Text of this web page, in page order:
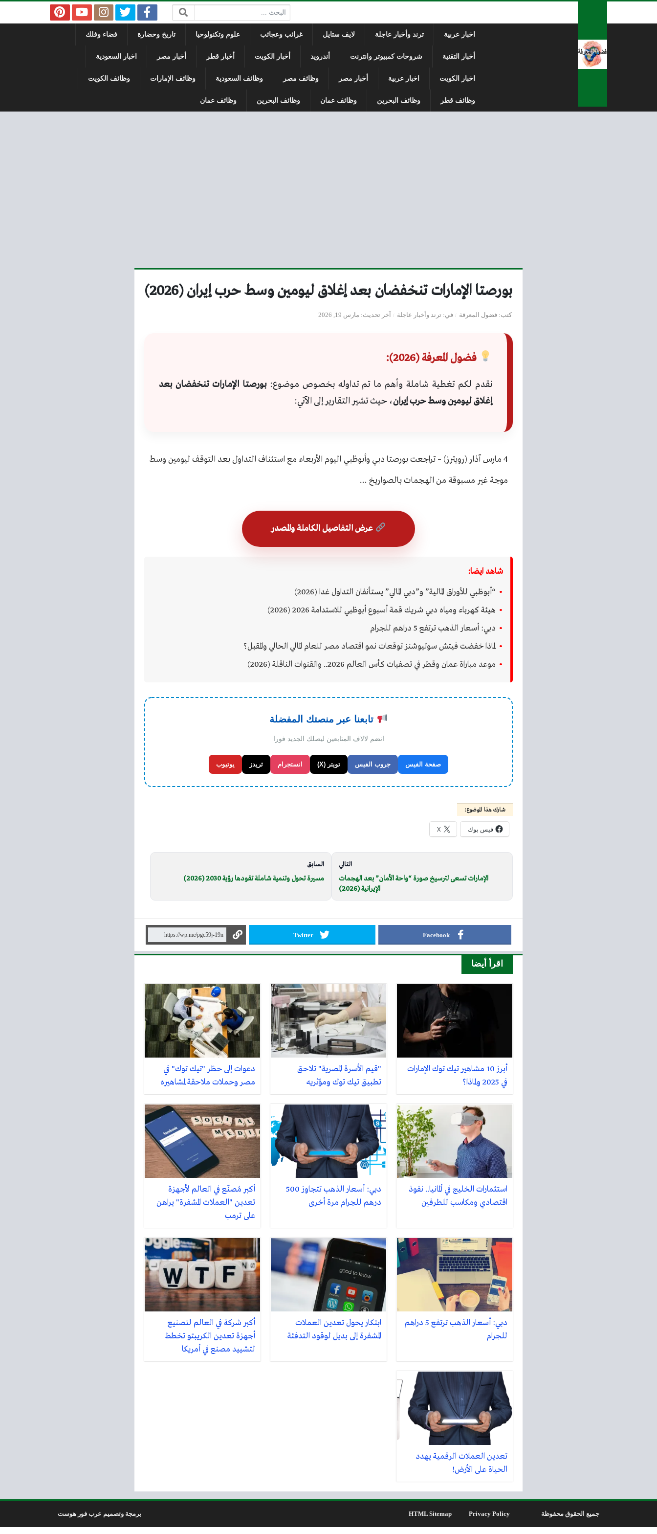
البحث:
اخبار عربية ترند وأخبار عاجلة لايف ستايل غرائب وعجائب علوم وتكنولوحيا تاريخ وحضارة فضاء وفلك
أخبار التقنية شروحات كمبيوتر وانترنت أندرويد أخبار الكويت أخبار قطر أخبار مصر اخبار السعودية
اخبار الكويت اخبار عربية أخبار مصر وظائف مصر وظائف السعودية وظائف الإمارات وظائف الكويت
وظائف قطر وظائف البحرين وظائف عمان وظائف البحرين وظائف عمان
بورصتا الإمارات تنخفضان بعد إغلاق ليومين وسط حرب إيران (2026)
كتب فضول المعرفة في ترند وأخبار عاجلة آخر تحديث مارس 19, 2026
فضول المعرفة (2026):
نقدم لكم تغطية شاملة وأهم ما تم تداوله بخصوص موضوع:بورصتا الإمارات تنخفضان بعد
إغلاق ليومين وسط حرب إيران، حيث تشير التقارير إلى الآتي:
4 مارس آذار (رويترز) – تراجعت بورصتا دبي وأبوظبي اليوم الأربعاء مع استئناف التداول بعد التوقف ليومين وسط
موجة غير مسبوقة من الهجمات بالصواريخ …
عرض التفاصيل الكاملة والمصدر
شاهد ايضا:
“أبوظبي للأوراق المالية” و”دبي المالي” يستأنفان التداول غدا (2026)
هيئة كهرباء ومياه دبي شريك قمة أسبوع أبوظبي للاستدامة 2026 (2026)
دبي: أسعار الذهب ترتفع 5 دراهم للجرام
لماذا خفضت فيتش سوليوشنز توقعات نمو اقتصاد مصر للعام المالي الحالي والمقبل؟
موعد مباراة عمان وقطر في تصفيات كأس العالم 2026.. والقنوات الناقلة (2026)
تابعنا عبر منصتك المفضلة
انضم لالاف المتابعين ليصلك الجديد فورا
صفحة الفيس جروب الفيس تويتر (X) انستجرام ثريدز يوتيوب
شارك هذا الموضوع:
فيس بوك X
التالي
الإمارات تسعى لترسيخ صورة “واحة الأمان” بعد الهجمات
الإيرانية (2026)
السابق
مسيرة تحول وتنمية شاملة تقودها رؤية 2030 (2026)
Facebook
Twitter
اقرأ أيضا
أبرز 10 مشاهير تيك توك الإمارات
في 2025 ولماذا؟
"قيم الأسرة المصرية" تلاحق
تطبيق تيك توك ومؤثريه
دعوات إلى حظر "تيك توك" في
مصر وحملات ملاحقة لمشاهيره
استثمارات الخليج في ألمانيا.. نفوذ
اقتصادي ومكاسب للطرفين
دبي: أسعار الذهب تتجاوز 500
درهم للجرام مرة أخرى
أكبر مُصنّع في العالم لأجهزة
تعدين "العملات المشفرة" يراهن
على ترمب
دبي: أسعار الذهب ترتفع 5 دراهم
للجرام
ابتكار يحول تعدين العملات
المشفرة إلى بديل لوقود التدفئة
أكبر شركة في العالم لتصنيع
أجهزة تعدين الكريبتو تخطط
لتشييد مصنع في أمريكا
تعدين العملات الرقمية يهدد
الحياة على الأرض!
Privacy Policy
HTML Sitemap جميع الحقوق محفوظة برمجة وتصميم عرب فور هوست